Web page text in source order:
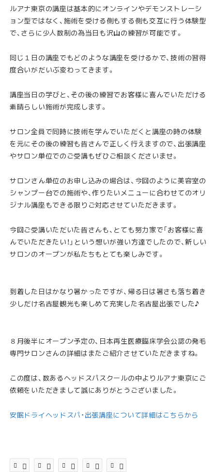
ルアナ東京の講座は基本的にオンラインやデモンストレーシ
ョン型ではなく、施術を受ける側もする側も交互に行う体験型
で、さらに少人数制の為当日も沢山の練習が可能です。
同じ１日の講座でもどのような講座を受けるかで、技術の習得
度合いがだいぶ変わってきます。
講座当日の学びと、その後の練習でお客様に喜んでいただける
素晴らしい施術が完成します。
サロン全員で同時に技術を学んでいただくと講座の時の体験
を元にその後の練習も皆さんで正しく行えますので、出張講座
やサロン単位でのご受講もぜひご相談くださいませ。
サロンさん単位のお申し込みの場合は、今回のように美容室の
シャンプー台での施術や、作りたいメニューに合わせてのオリ
ジナル講座もできる限りご対応させていただきます。
今回ご受講いただいた皆さんも、とても努力家で「お客様に喜
んでいただきたい！」という想いが強い方達でしたので、新しい
サロンのオープンが私たちもとても楽しみです。
到着した日はかなり暑かったですが、帰る日は暑さも落ち着き
少しだけ名古屋観光も楽しめて充実した名古屋出張でした♪
８月後半にオープン予定の、日本再生医療臨床学会公認の発毛
専門サロンさんの詳細はまたご紹介させていただきますね。
この度は、数あるヘッドスパスクールの中よりルアナ東京にご
依頼をいただきまして誠にありがとうございました。
安眠ドライヘッドスパ・出張講座について詳細はこちらから